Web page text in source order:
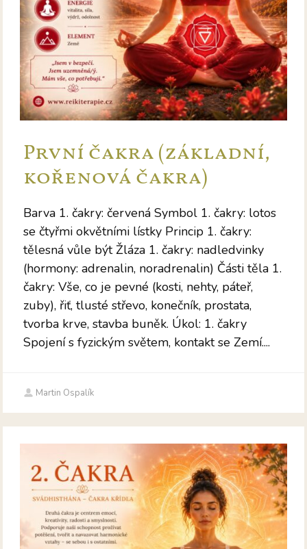
První čakra (základní,
kořenová čakra)
Barva 1. čakry: červená Symbol 1. čakry: lotos
se čtyřmi okvětními lístky Princip 1. čakry:
tělesná vůle být Žláza 1. čakry: nadledvinky
(hormony: adrenalin, noradrenalin) Části těla 1.
čakry: Vše, co je pevné (kosti, nehty, páteř,
zuby), řiť, tlusté střevo, konečník, prostata,
tvorba krve, stavba buněk. Úkol: 1. čakry
Spojení s fyzickým světem, kontakt se Zemí....
Martin Ospalík